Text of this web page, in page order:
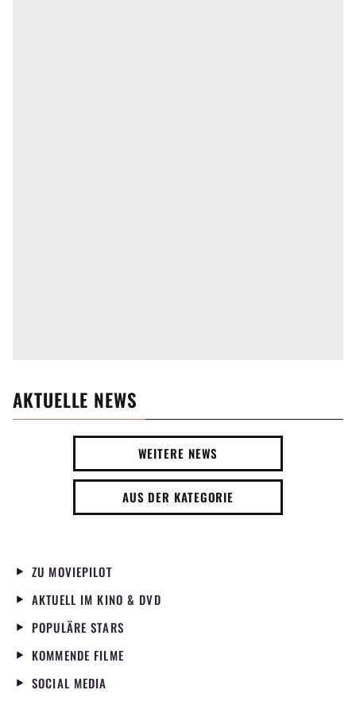
AKTUELLE NEWS
WEITERE NEWS
AUS DER KATEGORIE
ZU MOVIEPILOT
AKTUELL IM KINO & DVD
POPULÄRE STARS
KOMMENDE FILME
SOCIAL MEDIA